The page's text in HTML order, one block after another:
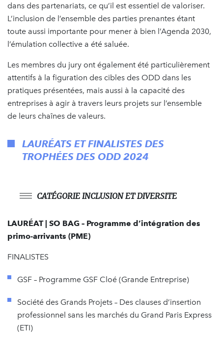
dans des partenariats, ce qu’il est essentiel de valoriser.
L’inclusion de l’ensemble des parties prenantes étant
toute aussi importante pour mener à bien l’Agenda 2030,
l’émulation collective a été saluée.
Les membres du jury ont également été particulièrement
attentifs à la figuration des cibles des ODD dans les
pratiques présentées, mais aussi à la capacité des
entreprises à agir à travers leurs projets sur l’ensemble
de leurs chaînes de valeurs.
LAURÉATS ET FINALISTES DES
TROPHÉES DES ODD 2024
CATÉGORIE INCLUSION ET DIVERSITE
LAURÉAT | SO BAG – Programme d’intégration des
primo-arrivants (PME)
FINALISTES
GSF – Programme GSF Cloé (Grande Entreprise)
Société des Grands Projets – Des clauses d’insertion
professionnel sans les marchés du Grand Paris Express
(ETI)